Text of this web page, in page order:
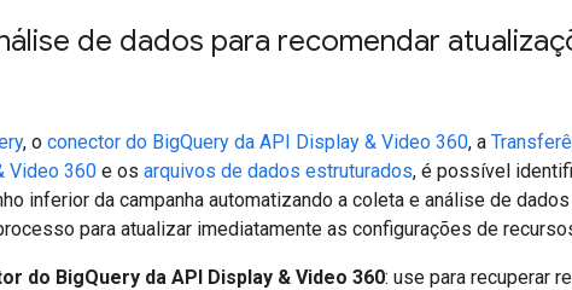
de dados para recomendar
, o conector do BigQuery da API Display & Video 360, a
Video 360 e os arquivos de dados estruturados, é possível
inferior da campanha automatizando a coleta e análise de
para atualizar imediatamente as configurações de
do BigQuery da API Display & Video 360: use para recuperar